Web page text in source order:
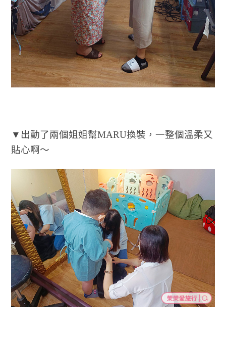
▼出動了兩個姐姐幫MARU換裝，一整個溫柔又
貼心啊～